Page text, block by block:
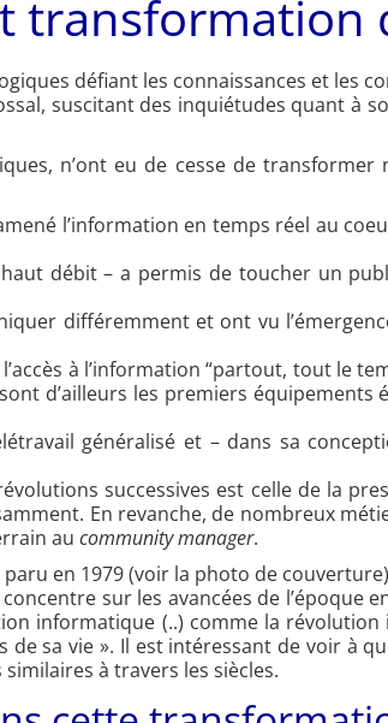
transformation
défiant les connaissances et les
suscitant des inquiétudes quant à
n’ont eu de cesse de transformer
l’information en temps réel au
haut débit – a permis de toucher un
différemment et ont vu
à l’information “partout, tout le
d’ailleurs les premiers
généralisé et – dans sa
successives est celle de la
En revanche, de nombreux
au community manager.
paru en 1979 (voir la photo de
sur les avancées de l’époque
informatique (..) comme la
sa vie ». Il est intéressant de voir à
à travers les siècles.